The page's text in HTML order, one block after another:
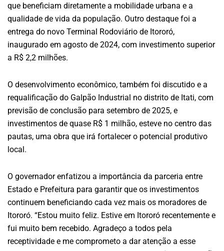
que beneficiam diretamente a mobilidade urbana e a
qualidade de vida da população. Outro destaque foi a
entrega do novo Terminal Rodoviário de Itororó,
inaugurado em agosto de 2024, com investimento superior
a R$ 2,2 milhões.
O desenvolvimento econômico, também foi discutido e a
requalificação do Galpão Industrial no distrito de Itati, com
previsão de conclusão para setembro de 2025, e
investimentos de quase R$ 1 milhão, esteve no centro das
pautas, uma obra que irá fortalecer o potencial produtivo
local.
O governador enfatizou a importância da parceria entre
Estado e Prefeitura para garantir que os investimentos
continuem beneficiando cada vez mais os moradores de
Itororó. “Estou muito feliz. Estive em Itororó recentemente e
fui muito bem recebido. Agradeço a todos pela
receptividade e me comprometo a dar atenção a esse